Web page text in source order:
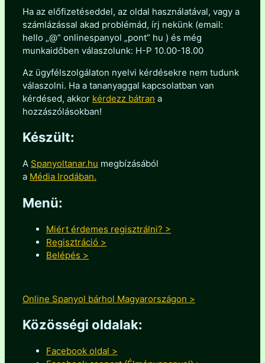
Ha az előfizetéseddel, az oldal használatával, vagy a
számlázással akad problémád, írj nekünk (email:
hello „@” onlinespanyol „pont” hu ) és még
munkaidőben válaszolunk: H-P 10.00-18.00
Az ügyfélszolgálaton nyelvi kérdésekre nem tudunk
válaszolni. Ha a tananyaggal kapcsolatban van
kérdésed, akkor kérdezz bátran a
hozzászólásokban!
Készült:
A Spanyoltanar.hu megbízásából
a Média Irodában.
Menü:
Miért érdemes regisztrálni? >
Regisztráció >
Belépés >
Online Spanyol bárhol Magyarországon >
Közösségi oldalak:
Facebook oldal >